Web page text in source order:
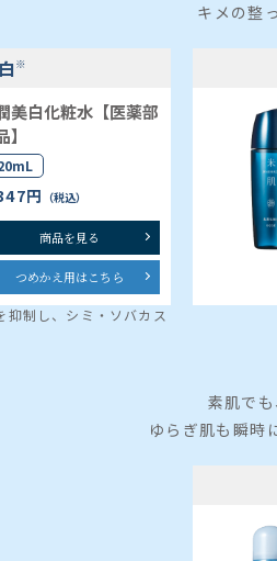
キメの整
※
美白化粧水【医薬部
円 （税込）
商品を見る
つめかえ用はこちら
制し、シミ・ソバカス
素肌で
ゆらぎ肌も瞬時